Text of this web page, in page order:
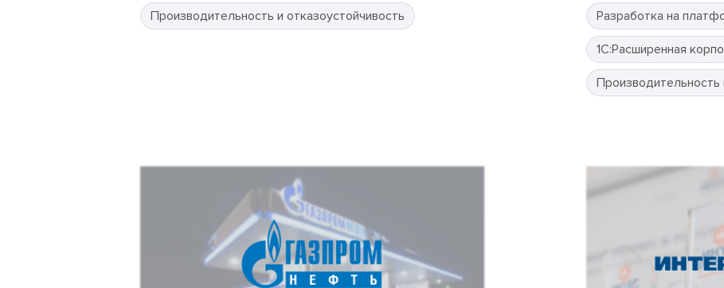
Производительность и отказоустойчивость Разработка на
1С:Расширенная
Производительность